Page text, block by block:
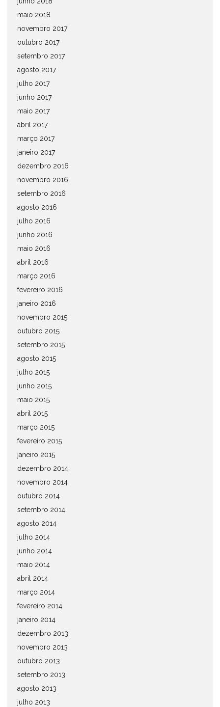
maio 2018
novembro 2017
outubro 2017
setembro 2017
agosto 2017
julho 2017
junho 2017
maio 2017
abril 2017
março 2017
janeiro 2017
dezembro 2016
novembro 2016
setembro 2016
agosto 2016
julho 2016
junho 2016
maio 2016
abril 2016
março 2016
fevereiro 2016
janeiro 2016
novembro 2015
outubro 2015
setembro 2015
agosto 2015
julho 2015
junho 2015
maio 2015
abril 2015
março 2015
fevereiro 2015
janeiro 2015
dezembro 2014
novembro 2014
outubro 2014
setembro 2014
agosto 2014
julho 2014
junho 2014
maio 2014
abril 2014
março 2014
fevereiro 2014
janeiro 2014
dezembro 2013
novembro 2013
outubro 2013
setembro 2013
agosto 2013
julho 2013